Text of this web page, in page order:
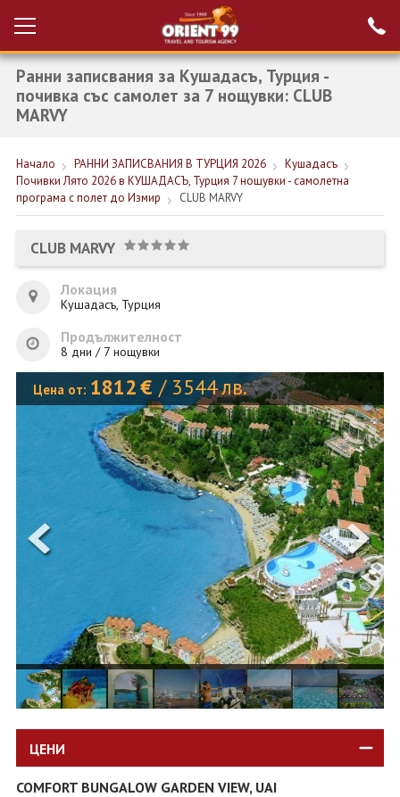
Вход за агенти
Проверка на
резервация
НОВА ГОДИНА ТУРЦИЯ
НОВА ГОДИНА
ЕКЗОТИКА
ЕКСКУРЗИИ
ОЩЕ
КОНТАКТИ
ФИРМЕНИ ДОКУМЕНТИ
0700 144 34 Запитване
Ранни записвания за Кушадасъ, Турция -
почивка със самолет за 7 нощувки: CLUB
MARVY
Начало РАННИ ЗАПИСВАНИЯ В ТУРЦИЯ 2026
Кушадасъ
Почивки Лято 2026 в КУШАДАСЪ, Турция 7 нощувки - самолетна
програма с полет до Измир
CLUB MARVY
CLUB MARVY
Локация
Кушадасъ, Турция
Продължителност
8 дни / 7 нощувки
Цена от: 1812€ / 3544лв.
ЦЕНИ
COMFORT BUNGALOW GARDEN VIEW, UAI